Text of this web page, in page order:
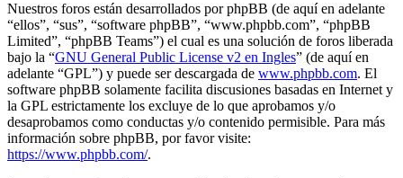
Nuestros foros están desarrollados por phpBB (de aquí en adelante
“ellos”, “sus”, “software phpBB”, “www.phpbb.com”, “phpBB
Limited”, “phpBB Teams”) el cual es una solución de foros liberada
bajo la “GNU General Public License v2 en Ingles” (de aquí en
adelante “GPL”) y puede ser descargada de www.phpbb.com. El
software phpBB solamente facilita discusiones basadas en Internet y
la GPL estrictamente los excluye de lo que aprobamos y/o
desaprobamos como conductas y/o contenido permisible. Para más
información sobre phpBB, por favor visite:
https://www.phpbb.com/.